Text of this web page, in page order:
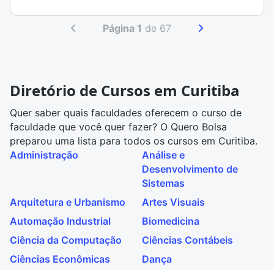
Página 1 de 67
Diretório de Cursos em Curitiba
Quer saber quais faculdades oferecem o curso de
faculdade que você quer fazer? O Quero Bolsa
preparou uma lista para todos os cursos em Curitiba.
Administração
Análise e
Desenvolvimento de
Sistemas
Arquitetura e Urbanismo
Artes Visuais
Automação Industrial
Biomedicina
Ciência da Computação
Ciências Contábeis
Ciências Econômicas
Dança